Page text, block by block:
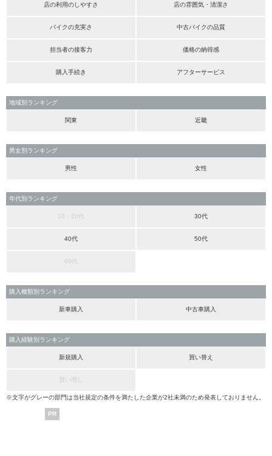
店の利用のしやすさ 店の雰囲気・清潔さ
バイクの充実さ 中古バイクの品質
担当者の接客力 価格の納得感
購入手続き アフターサービス
地域別ランキング
関東 近畿
男女別ランキング
男性 女性
年代別ランキング
10・20代 30代
40代 50代
60代
購入種類別ランキング
新車購入 中古車購入
購入経験別ランキング
新規購入 買い替え
買い増し
※文字がグレーの部門は当社規定の条件を満たした企業が2社未満のため発表しておりません。
PR